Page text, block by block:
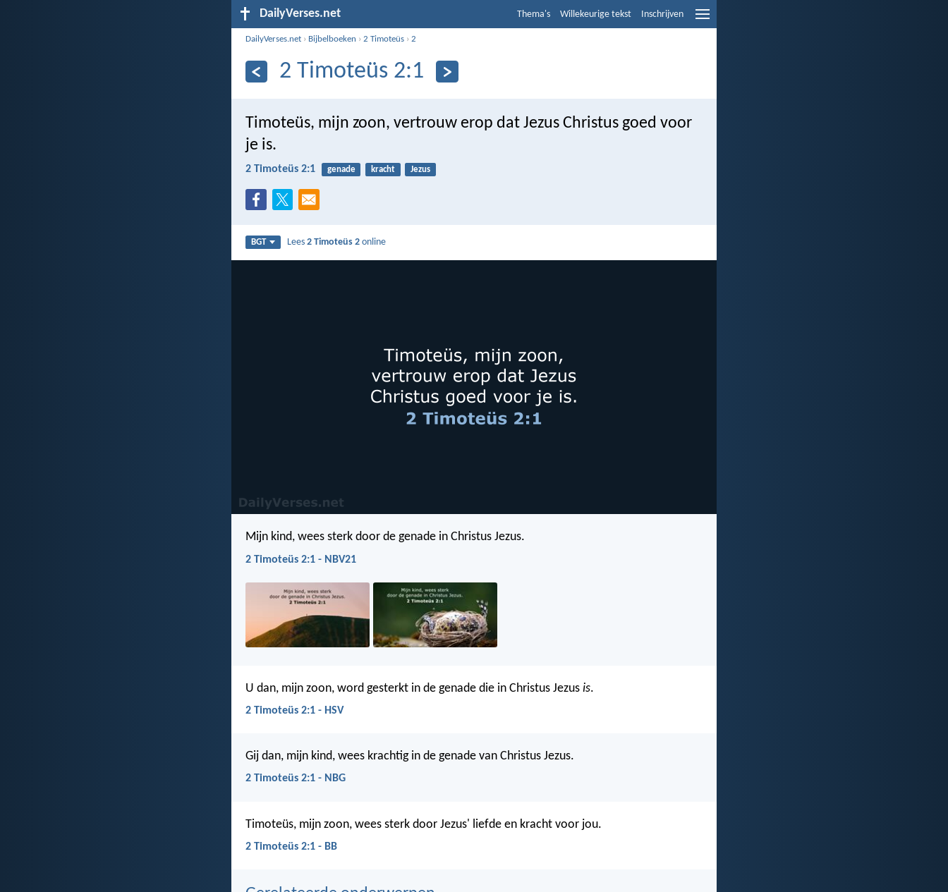
DailyVerses.net Thema's Willekeurige tekst Inschrijven
DailyVerses.net › Bijbelboeken ›2 Timoteüs ›2
2 Timoteüs 2:1
Timoteüs, mijn zoon, vertrouw erop dat Jezus Christus goed voor
je is.
2 Timoteüs 2:1 genade kracht Jezus
BGT Lees2 Timoteüs 2 online
Mijn kind, wees sterk door de genade in Christus Jezus.
2 Timoteüs 2:1 - NBV21
U dan, mijn zoon, word gesterkt in de genade die in Christus Jezus is.
2 Timoteüs 2:1 - HSV
Gij dan, mijn kind, wees krachtig in de genade van Christus Jezus.
2 Timoteüs 2:1 - NBG
Timoteüs, mijn zoon, wees sterk door Jezus' liefde en kracht voor jou.
2 Timoteüs 2:1 - BB